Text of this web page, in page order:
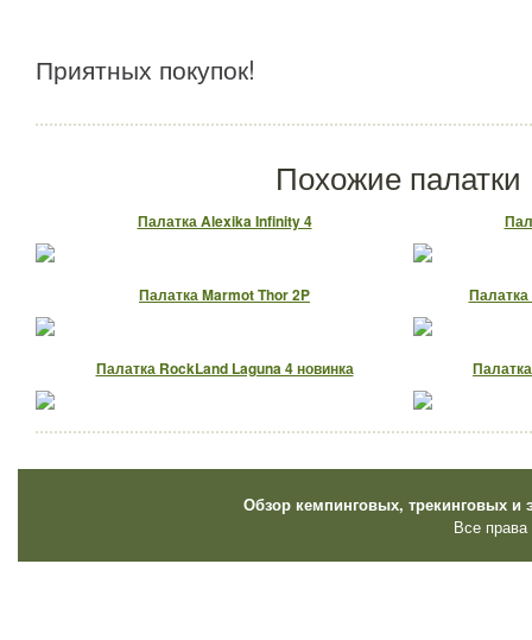
Приятных покупок!
Похожие палатки
Палатка Alexika Infinity 4
Палатка Marmot Thor 2P
Палатка RockLand Laguna 4 новинка
Обзор кемпинговых, трекинговых и
Все